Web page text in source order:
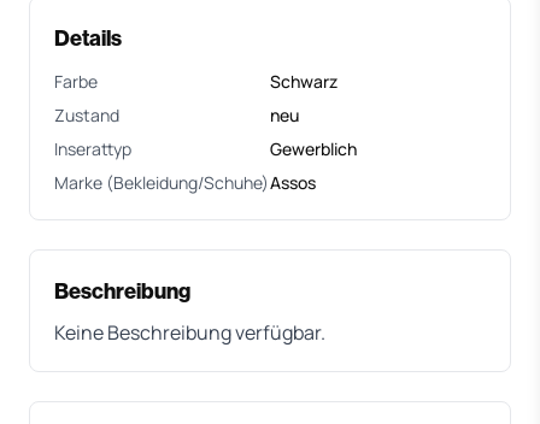
Details
Farbe
Schwarz
Zustand
neu
Inserattyp
Gewerblich
Marke (Bekleidung/Schuhe)Assos
Beschreibung
Keine Beschreibung verfügbar.